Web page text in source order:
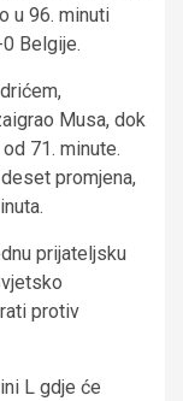
u 96. minuti
Belgije.
Musa, dok
71. minute.
promjena,
prijateljsku
protiv
L gdje će